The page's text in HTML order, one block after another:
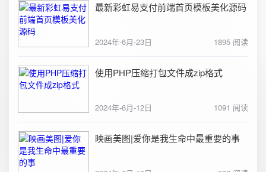
最新彩虹易支付前端首页模板美化源码
2024年-6月-23日 1895 阅读
使用PHP压缩打包文件成zip格式
2024年-6月-12日 1091 阅读
映画美图|爱你是我生命中最重要的事